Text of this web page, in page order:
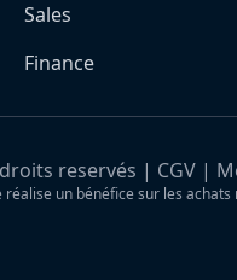
Sales
Finance
reservés | CGV |
réalise un bénéfice sur les